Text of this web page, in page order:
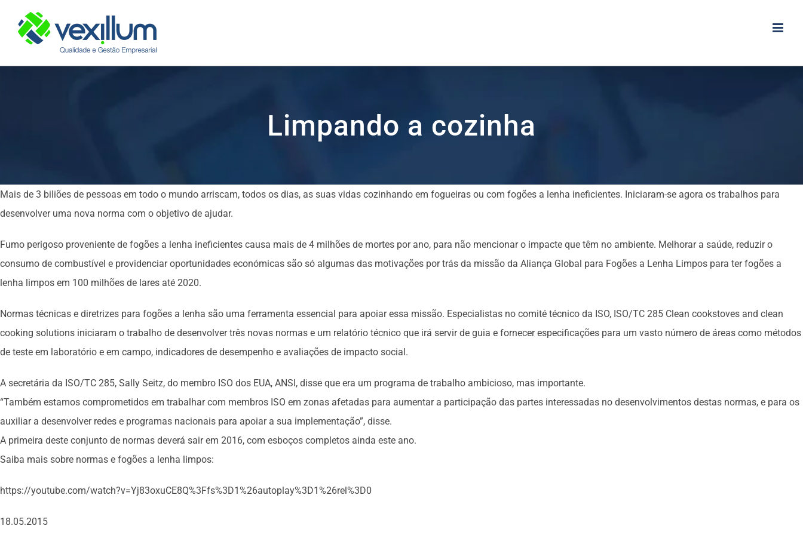
content
Limpando a cozinha
Mais de 3 biliões de pessoas em todo o mundo arriscam, todos os dias, as suas vidas cozinhando em fogueiras ou com fogões a lenha ineficientes. Iniciaram-se agora os trabalhos para
desenvolver uma nova norma com o objetivo de ajudar.
Fumo perigoso proveniente de fogões a lenha ineficientes causa mais de 4 milhões de mortes por ano, para não mencionar o impacte que têm no ambiente. Melhorar a saúde, reduzir o
consumo de combustível e providenciar oportunidades económicas são só algumas das motivações por trás da missão da Aliança Global para Fogões a Lenha Limpos para ter fogões a
lenha limpos em 100 milhões de lares até 2020.
Normas técnicas e diretrizes para fogões a lenha são uma ferramenta essencial para apoiar essa missão. Especialistas no comité técnico da ISO, ISO/TC 285 Clean cookstoves and clean
cooking solutions iniciaram o trabalho de desenvolver três novas normas e um relatório técnico que irá servir de guia e fornecer especificações para um vasto número de áreas como métodos
de teste em laboratório e em campo, indicadores de desempenho e avaliações de impacto social.
A secretária da ISO/TC 285, Sally Seitz, do membro ISO dos EUA, ANSI, disse que era um programa de trabalho ambicioso, mas importante.
“Também estamos comprometidos em trabalhar com membros ISO em zonas afetadas para aumentar a participação das partes interessadas no desenvolvimentos destas normas, e para os
auxiliar a desenvolver redes e programas nacionais para apoiar a sua implementação”, disse.
A primeira deste conjunto de normas deverá sair em 2016, com esboços completos ainda este ano.
Saiba mais sobre normas e fogões a lenha limpos:
https://youtube.com/watch?v=Yj83oxuCE8Q%3Ffs%3D1%26autoplay%3D1%26rel%3D0
18.05.2015